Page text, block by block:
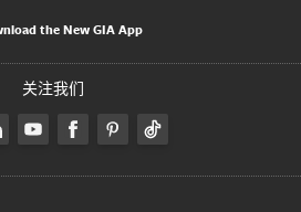
the New GIA App
关注我们